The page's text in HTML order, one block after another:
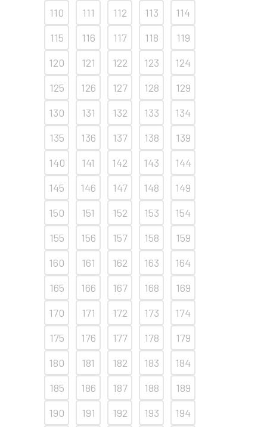
110
111 112 113
114
115
116 117 118
119
120
121 122 123
124
125
126 127 128
129
130
131 132 133
134
135
136 137 138
139
140
141 142 143
144
145
146 147 148
149
150
151 152 153
154
155
156 157 158
159
160
161 162 163
164
165
166 167 168
169
170
171 172 173
174
175
176 177 178
179
180
181 182 183
184
185
186 187 188
189
190
191 192 193
194